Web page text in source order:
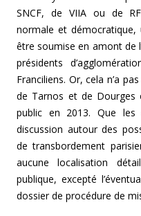
SNCF, de VIIA ou de
normale et
être soumise en amont de
présidents
Franciliens. Or, cela n’a
de Tarnos et de
public en 2013. Que les
discussion autour des
de transbordement
aucune localisation
publique, excepté
dossier de procédure de